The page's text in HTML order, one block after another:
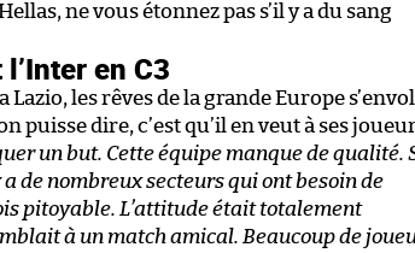
ne vous étonnez pas s’il y a du sang
en C3
les rêves de la grande Europe
puisse dire, c’est qu’il en veut à ses
un but. Cette équipe manque de qualité.
de nombreux secteurs qui ont besoin de
pitoyable. L’attitude était totalement
à un match amical. Beaucoup de